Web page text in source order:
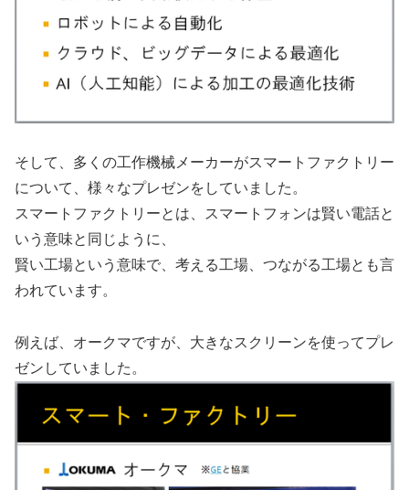
そして、多くの工作機械メーカーがスマートファクトリー
について、様々なプレゼンをしていました。
スマートファクトリーとは、スマートフォンは賢い電話と
いう意味と同じように、
賢い工場という意味で、考える工場、つながる工場とも言
われています。
例えば、オークマですが、大きなスクリーンを使ってプレ
ゼンしていました。